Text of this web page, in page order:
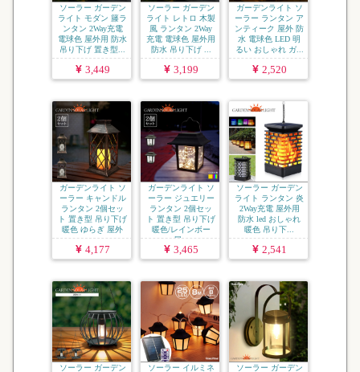
ソーラー ガーデン
ライト モダン 籐ラ
ンタン 2Way充電
電球色 屋外用 防水
吊り下げ 置き型...
3,449
ソーラー ガーデン
ライト レトロ 木製
風 ランタン 2Way
充電 電球色 屋外用
防水 吊り下げ ...
3,199
ガーデンライト ソ
ーラー ランタン ア
ンティーク 屋外 防
水 電球色 LED 明
るい おしゃれ ガ...
2,520
ガーデンライト ソ
ーラー キャンドル
ランタン 2個セッ
ト 置き型 吊り下げ
暖色 ゆらぎ 屋外
...
4,177
ガーデンライト ソ
ーラー ジュエリー
ランタン 2個セッ
ト 置き型 吊り下げ
暖色/レインボー
屋...
3,465
ソーラー ガーデン
ライト ランタン 炎
2Way充電 屋外用
防水 led おしゃれ
暖色 吊り下...
2,541
ソーラー ガーデン
ソーラー イルミネ
ソーラー ガーデン